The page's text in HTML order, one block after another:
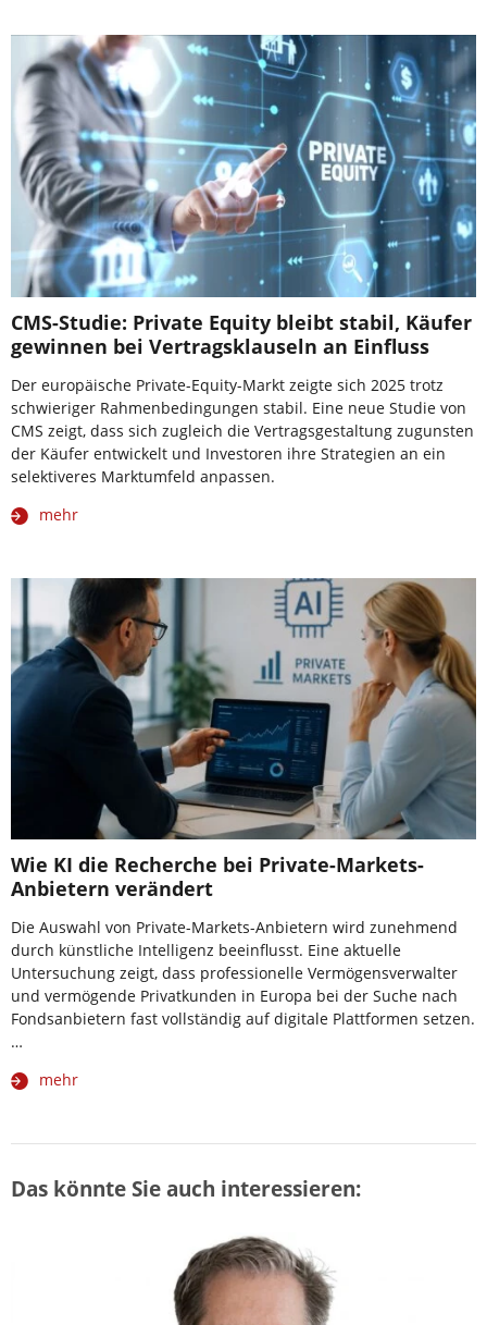
CMS-Studie: Private Equity bleibt stabil, Käufer
gewinnen bei Vertragsklauseln an Einfluss
Der europäische Private-Equity-Markt zeigte sich 2025 trotz
schwieriger Rahmenbedingungen stabil. Eine neue Studie von
CMS zeigt, dass sich zugleich die Vertragsgestaltung zugunsten
der Käufer entwickelt und Investoren ihre Strategien an ein
selektiveres Marktumfeld anpassen.
mehr
Wie KI die Recherche bei Private-Markets-
Anbietern verändert
Die Auswahl von Private-Markets-Anbietern wird zunehmend
durch künstliche Intelligenz beeinflusst. Eine aktuelle
Untersuchung zeigt, dass professionelle Vermögensverwalter
und vermögende Privatkunden in Europa bei der Suche nach
Fondsanbietern fast vollständig auf digitale Plattformen setzen.
…
mehr
Das könnte Sie auch interessieren: